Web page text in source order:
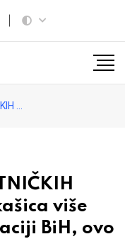
je veličala
više
BiH, ovo